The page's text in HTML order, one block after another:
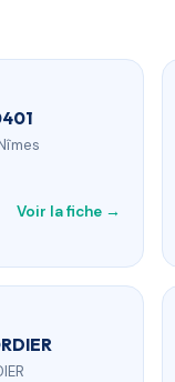
Voir la fiche →